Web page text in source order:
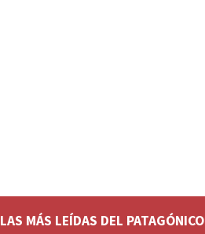
LAS MÁS LEÍDAS DEL PATAGÓNICO